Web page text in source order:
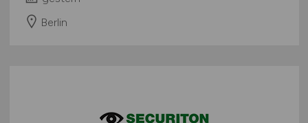
Berlin